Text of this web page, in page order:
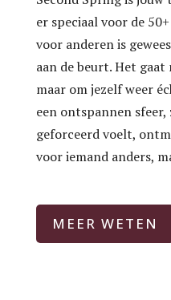
er speciaal voor de
voor anderen is
aan de beurt. Het
maar om jezelf weer
een ontspannen sfeer,
geforceerd voelt,
voor iemand anders,
MEER WETEN